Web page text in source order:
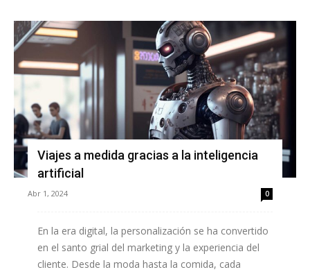
Viajes a medida gracias a la inteligencia
artificial
Abr 1, 2024 0
En la era digital, la personalización se ha convertido
en el santo grial del marketing y la experiencia del
cliente. Desde la moda hasta la comida, cada